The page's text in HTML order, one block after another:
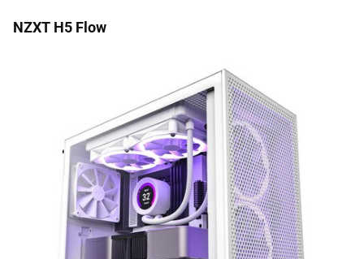
NZXT H5 Flow